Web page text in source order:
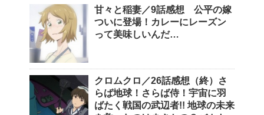
甘々と稲妻／9話感想 公平の嫁
ついに登場！カレーにレーズン
って美味しいんだ…
クロムクロ／26話感想（終）さ
らば地球！さらば侍！宇宙に羽
ばたく戦国の武辺者!! 地球の未来